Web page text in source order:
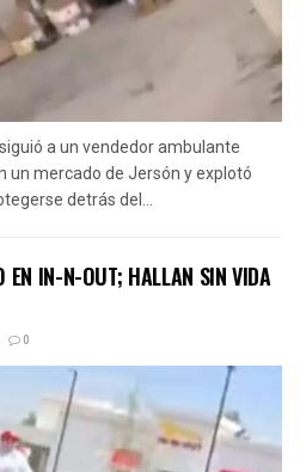
a un vendedor ambulante
un mercado de Jersón y explotó
detrás del...
EN IN-N-OUT; HALLAN SIN VIDA
0